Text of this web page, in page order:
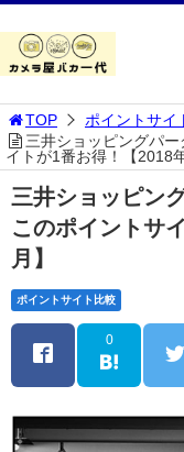
TOP
ポイントサイ
三井ショッピングパ
イトが1番お得！【2018
三井ショッピン
このポイントサ
月】
ポイントサイト比較
0